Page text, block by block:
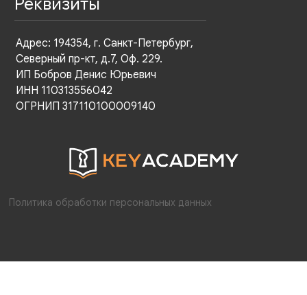
Политика обработки персональных данных
Адрес: 194354, г. Санкт-Петербург,
Северный пр-кт, д.7, Оф. 229.
ИП Бобров Денис Юрьевич
ИНН 110313556042
ОГРНИП 317110100009140